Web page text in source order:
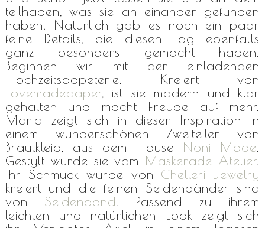
teilhaben, was sie an einander gefunden
haben. Natürlich gab es noch ein paar
feine Details, die diesen Tag ebenfalls
ganz besonders gemacht haben.
Beginnen wir mit der einladenden
Hochzeitspapeterie. Kreiert von
Lovemadepaper, ist sie modern und klar
gehalten und macht Freude auf mehr.
Maria zeigt sich in dieser Inspiration in
einem wunderschönen Zweiteiler von
Brautkleid, aus dem Hause Noni Mode.
Gestylt wurde sie vom Maskerade Atelier.
Ihr Schmuck wurde von Chelleri Jewelry
kreiert und die feinen Seidenbänder sind
von Seidenband. Passend zu ihrem
leichten und natürlichen Look zeigt sich